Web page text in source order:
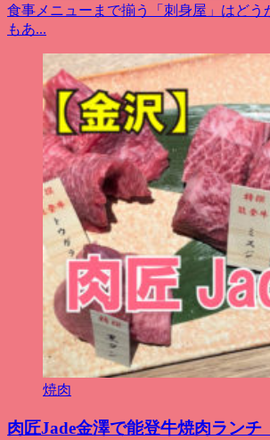
食事メニューまで揃う「刺身屋」はどう
もあ...
焼肉
肉匠Jade金澤で能登牛焼肉ランチ